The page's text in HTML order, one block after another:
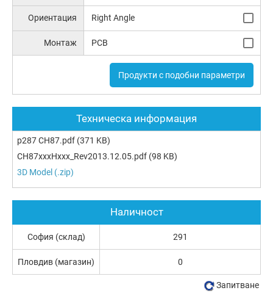
Ориентация Right Angle
Монтаж PCB
Продукти с подобни параметри
Техническа информация
p287 CH87.pdf (371 KB)
CH87xxxHxxx_Rev2013.12.05.pdf (98 KB)
3D Model (.zip)
Наличност
София (склад) 291
Пловдив (магазин) 0
Запитване